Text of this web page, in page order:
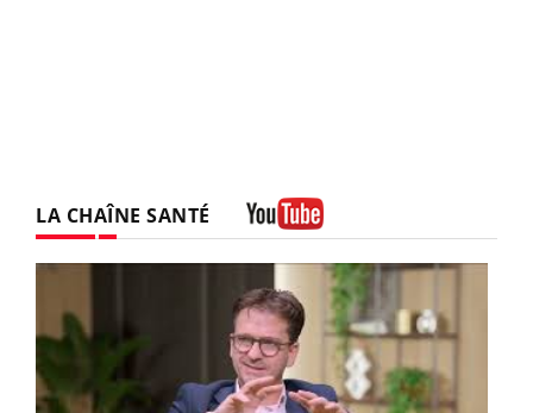
LA CHAÎNE SANTÉ